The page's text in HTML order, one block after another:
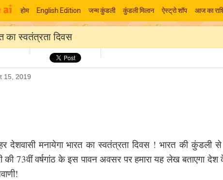
होम English Edition जन्म कुंडली कुंडली मिलान ऐस्ट्रो शॉप आज का
का स्वतंत्रता दिवस
15, 2019
देशवासी मनायेगा भारत का स्वतंत्रता दिवस ! भारत की कुंडली से
की 73वीं वर्षगांठ के इस पावन अवसर पर हमारा यह लेख बताएगा